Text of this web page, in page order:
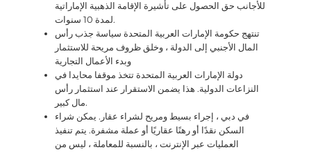
للأجانب حق الحصول على تأشيرة الإقامة الذهبية الإماراتية
لمدة 10 سنوات.
تنتهج حكومة الإمارات العربية المتحدة سياسة جذب رأس
المال الأجنبي إلى الدولة ، وخلق ظروف مريحة للاستثمار
وبدء الأعمال التجارية
دولة الإمارات العربية المتحدة تتخذ موقفا محايدا في
النزاعات الدولية. هذا يضمن الاستقرار عند استثمار رأس
مال كبير.
في دبي ، إجراء بسيط ومريح لشراء عقار. يمكن شراء
السكن نقدًا أو رهنًا عقاريًا أو عملة مشفرة. يتم تنفيذ
العمليات عبر الإنترنت ، بالنسبة للمعاملة ، ليس من